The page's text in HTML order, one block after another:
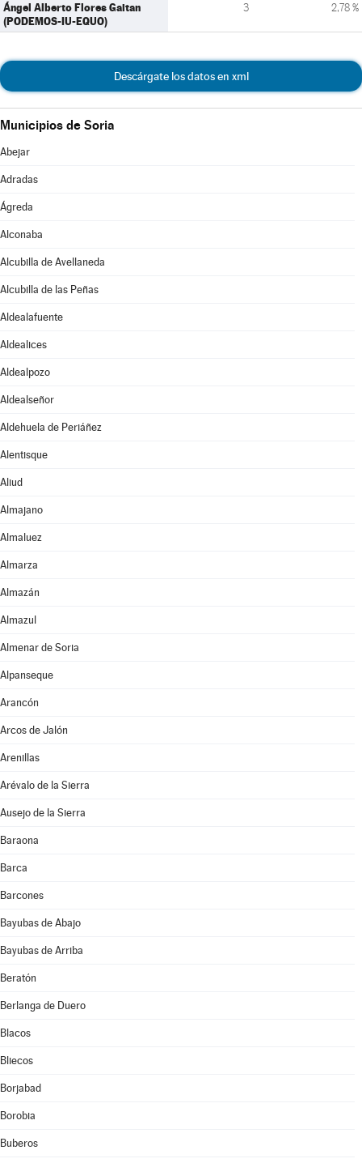
Ángel Alberto Flores Gaitan
(PODEMOS-IU-EQUO)
3 2,78 %
Descárgate los datos en xml
Municipios de Soria
Abejar
Adradas
Ágreda
Alconaba
Alcubilla de Avellaneda
Alcubilla de las Peñas
Aldealafuente
Aldealices
Aldealpozo
Aldealseñor
Aldehuela de Periáñez
Alentisque
Aliud
Almajano
Almaluez
Almarza
Almazán
Almazul
Almenar de Soria
Alpanseque
Arancón
Arcos de Jalón
Arenillas
Arévalo de la Sierra
Ausejo de la Sierra
Baraona
Barca
Barcones
Bayubas de Abajo
Bayubas de Arriba
Beratón
Berlanga de Duero
Blacos
Bliecos
Borjabad
Borobia
Buberos